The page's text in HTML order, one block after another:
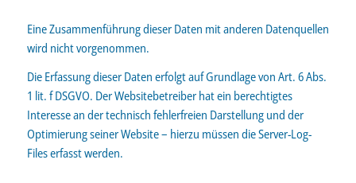
Eine Zusammenführung dieser Daten mit anderen Datenquellen
wird nicht vorgenommen.
Die Erfassung dieser Daten erfolgt auf Grundlage von Art. 6 Abs.
1 lit. f DSGVO. Der Websitebetreiber hat ein berechtigtes
Interesse an der technisch fehlerfreien Darstellung und der
Optimierung seiner Website – hierzu müssen die Server-Log-
Files erfasst werden.